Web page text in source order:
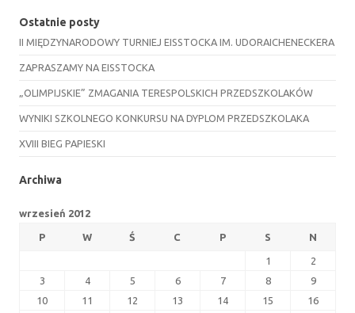
Ostatnie posty
II MIĘDZYNARODOWY TURNIEJ EISSTOCKA IM. UDORAICHENECKERA
ZAPRASZAMY NA EISSTOCKA
„OLIMPIJSKIE” ZMAGANIA TERESPOLSKICH PRZEDSZKOLAKÓW
WYNIKI SZKOLNEGO KONKURSU NA DYPLOM PRZEDSZKOLAKA
XVIII BIEG PAPIESKI
Archiwa
wrzesień 2012
P W Ś C P S N
1
2
3
4 5 6 7 8
9
10
11 12 13 14 15
16